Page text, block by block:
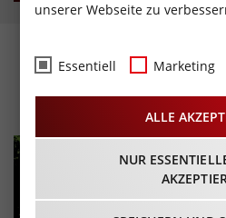
Summer
05.10.2024 -
unserer Webseite zu
Essentiell Marketing
ALLE
NUR